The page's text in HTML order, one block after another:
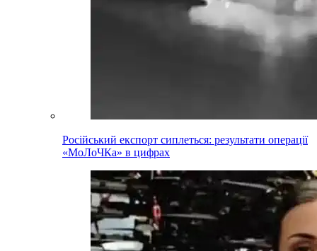
Російський експорт сиплеться: результати операції
«МоЛоЧКа» в цифрах